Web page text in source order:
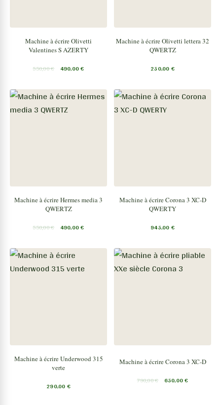
Machine à écrire Olivetti
Valentines S AZERTY
550,00€ 490,00€
Machine à écrire Olivetti lettera 32
QWERTZ
250,00€
Machine à écrire Hermes media 3
QWERTZ
550,00€ 490,00€
Machine à écrire Corona 3 XC-D
QWERTY
945,00€
Machine à écrire Underwood 315
verte
290,00€
Machine à écrire Corona 3 XC-D
790,00€ 650,00€